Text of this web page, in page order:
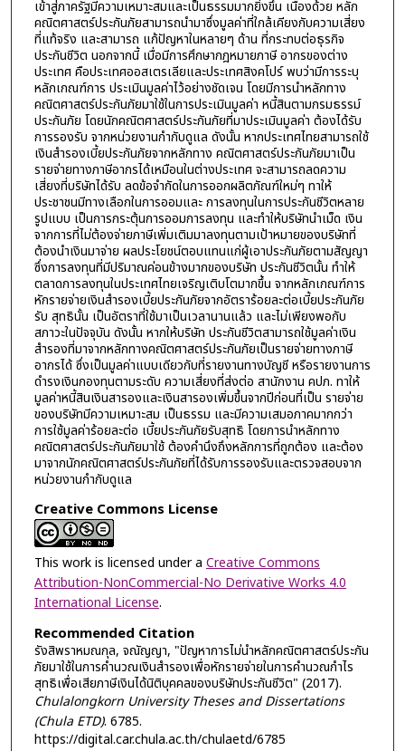
เข้าสู่ภาครัฐมีความเหมาะสมและเป็นธรรมมากยิ่งขึ้น เนื่องด้วย หลัก
คณิตศาสตร์ประกันภัยสามารถนำมาซึ่งมูลค่าที่ใกล้เคียงกับความเสี่ยง
ที่แท้จริง และสามารถ แก้ปัญหาในหลายๆ ด้าน ที่กระทบต่อธุรกิจ
ประกันชีวิต นอกจากนี้ เมื่อมีการศึกษากฎหมายภาษี อากรของต่าง
ประเทศ คือประเทศออสเตรเลียและประเทศสิงคโปร์ พบว่ามีการระบุ
หลักเกณฑ์การ ประเมินมูลค่าไว้อย่างชัดเจน โดยมีการนำหลักทาง
คณิตศาสตร์ประกันภัยมาใช้ในการประเมินมูลค่า หนี้สินตามกรมธรรม์
ประกันภัย โดยนักคณิตศาสตร์ประกันภัยที่มาประเมินมูลค่า ต้องได้รับ
การรองรับ จากหน่วยงานกำกับดูแล ดังนั้น หากประเทศไทยสามารถใช้
เงินสำรองเบี้ยประกันภัยจากหลักทาง คณิตศาสตร์ประกันภัยมาเป็น
รายจ่ายทางภาษีอากรได้เหมือนในต่างประเทศ จะสามารถลดความ
เสี่ยงที่บริษัทได้รับ ลดข้อจำกัดในการออกผลิตภัณฑ์ใหม่ๆ ทาให้
ประชาชนมีทางเลือกในการออมและ การลงทุนในการประกันชีวิตหลาย
รูปแบบ เป็นการกระตุ้นการออมการลงทุน และทำให้บริษัทนำเม็ด เงิน
จากการที่ไม่ต้องจ่ายภาษีเพิ่มเติมมาลงทุนตามเป้าหมายของบริษัทที่
ต้องนำเงินมาจ่าย ผลประโยชน์ตอบแทนแก่ผู้เอาประกันภัยตามสัญญา
ซึ่งการลงทุนที่มีปริมาณค่อนข้างมากของบริษัท ประกันชีวิตนั้น ทำให้
ตลาดการลงทุนในประเทศไทยเจริญเติบโตมากขึ้น จากหลักเกณฑ์การ
หักรายจ่ายเงินสำรองเบี้ยประกันภัยจากอัตราร้อยละต่อเบี้ยประกันภัย
รับ สุทธินั้น เป็นอัตราที่ใช้มาเป็นเวลานานแล้ว และไม่เพียงพอกับ
สภาวะในปัจจุบัน ดังนั้น หากให้บริษัท ประกันชีวิตสามารถใช้มูลค่าเงิน
สำรองที่มาจากหลักทางคณิตศาสตร์ประกันภัยเป็นรายจ่ายทางภาษี
อากรได้ ซึ่งเป็นมูลค่าแบบเดียวกับที่รายงานทางบัญชี หรือรายงานการ
ดำรงเงินกองทุนตามระดับ ความเสี่ยงที่ส่งต่อ สานักงาน คปภ. ทาให้
มูลค่าหนี้สินเงินสารองและเงินสารองเพิ่มขึ้นจากปีก่อนที่เป็น รายจ่าย
ของบริษัทมีความเหมาะสม เป็นธรรม และมีความเสมอภาคมากกว่า
การใช้มูลค่าร้อยละต่อ เบี้ยประกันภัยรับสุทธิ โดยการนำหลักทาง
คณิตศาสตร์ประกันภัยมาใช้ ต้องคำนึงถึงหลักการที่ถูกต้อง และต้อง
มาจากนักคณิตศาสตร์ประกันภัยที่ได้รับการรองรับและตรวจสอบจาก
หน่วยงานกำกับดูแล
Creative Commons License
This work is licensed under a Creative Commons
Attribution-NonCommercial-No Derivative Works 4.0
International License.
Recommended Citation
รังสิพราหมณกุล, จณัญญา, "ปัญหาการไม่นำหลักคณิตศาสตร์ประกัน
ภัยมาใช้ในการคำนวณเงินสำรองเพื่อหักรายจ่ายในการคำนวณกำไร
สุทธิเพื่อเสียภาษีเงินได้นิติบุคคลของบริษัทประกันชีวิต" (2017).
Chulalongkorn University Theses and Dissertations
(Chula ETD). 6785.
https://digital.car.chula.ac.th/chulaetd/6785